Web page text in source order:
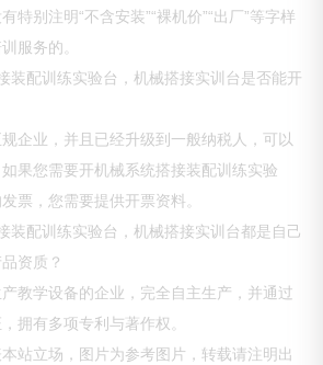
特别注明“不含安装”“裸机价”“出厂”等字样
服务的。
装配训练实验台，机械搭接实训台是否能开
企业，并且已经升级到一般纳税人，可以
果您需要开机械系统搭接装配训练实验
票，您需要提供开票资料。
装配训练实验台，机械搭接实训台都是自己
资质？
教学设备的企业，完全自主生产，并通过
拥有多项专利与著作权。
站立场，图片为参考图片，转载请注明出